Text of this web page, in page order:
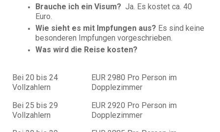
Brauche ich ein Visum? Ja. Es kostet ca. 40
Euro.
Wie sieht es mit Impfungen aus? Es sind keine
besonderen Impfungen vorgeschrieben.
Was wird die Reise kosten?
Bei 20 bis 24
Vollzahlern
EUR 2980 Pro Person im
Dopplezimmer
Bei 25 bis 29
Vollzahlern
EUR 2920 Pro Person im
Dopplezimmer